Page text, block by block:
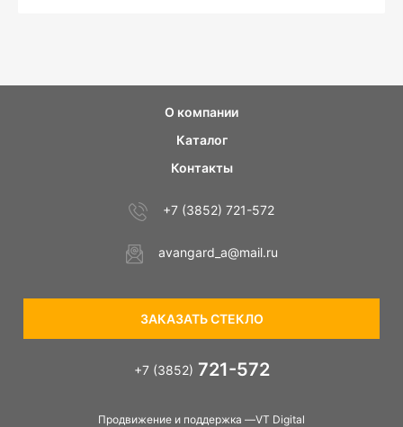
Продвижение и поддержка —VT Digital
О компании
Каталог
Контакты
+7 (3852) 721-572
avangard_a@mail.ru
ЗАКАЗАТЬ СТЕКЛО
+7 (3852) 721-572